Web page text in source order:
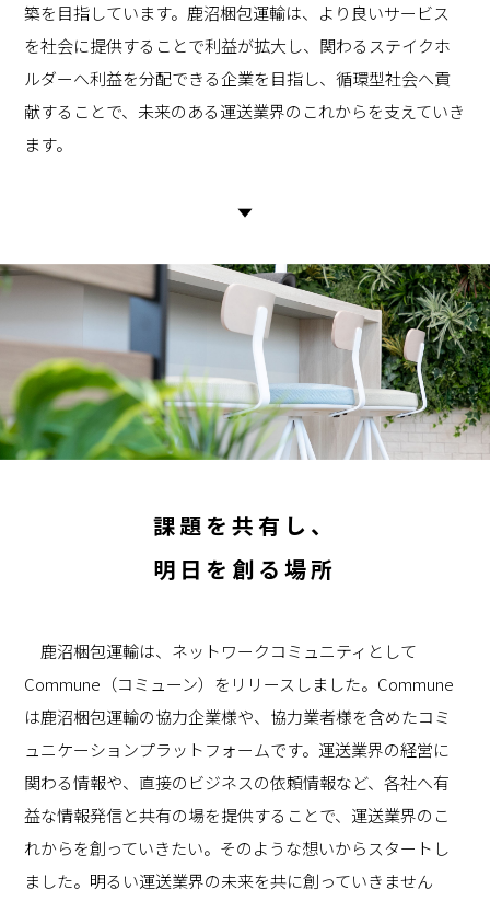
築を目指しています。鹿沼梱包運輸は、より良いサービス
を社会に提供することで利益が拡大し、関わるステイクホ
ルダーへ利益を分配できる企業を目指し、循環型社会へ貢
献することで、未来のある運送業界のこれからを支えていき
ます。
▼
課題を共有し、
明日を創る場所
鹿沼梱包運輸は、ネットワークコミュニティとして
Commune（コミューン）をリリースしました。Commune
は鹿沼梱包運輸の協力企業様や、協力業者様を含めたコミ
ュニケーションプラットフォームです。運送業界の経営に
関わる情報や、直接のビジネスの依頼情報など、各社へ有
益な情報発信と共有の場を提供することで、運送業界のこ
れからを創っていきたい。そのような想いからスタートし
ました。明るい運送業界の未来を共に創っていきません